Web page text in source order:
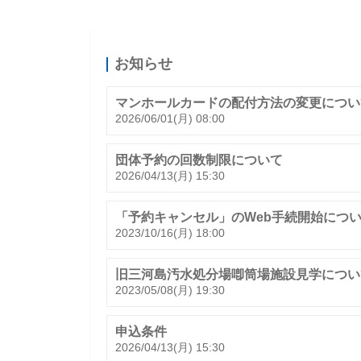
お知らせ
マンホールカードの配付方法の変更につ
2026/06/01(月) 08:00
団体予約の回数制限について
2026/04/13(月) 15:30
「予約キャンセル」のWeb手続開始につ
2023/10/16(月) 18:00
旧三河島汚水処分場喞筒場施設見学につ
2023/05/08(月) 19:30
申込条件
2026/04/13(月) 15:30